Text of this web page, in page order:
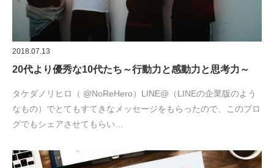
2018.07.13
20代より優秀な10代たち～行動力と感動力と思考力～
タケダノリヒロ（ @NoReHero）LINE@（LINEの企業版のよう
なもの）でとてもすてきなメッセージをもらったので、このブロ
グでもシェアさせてもらい…